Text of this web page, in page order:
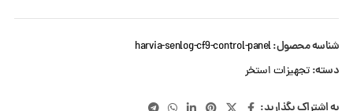
شناسه محصول:harvia-senlog-cf9-control-panel
دسته: تجهیزات استخر